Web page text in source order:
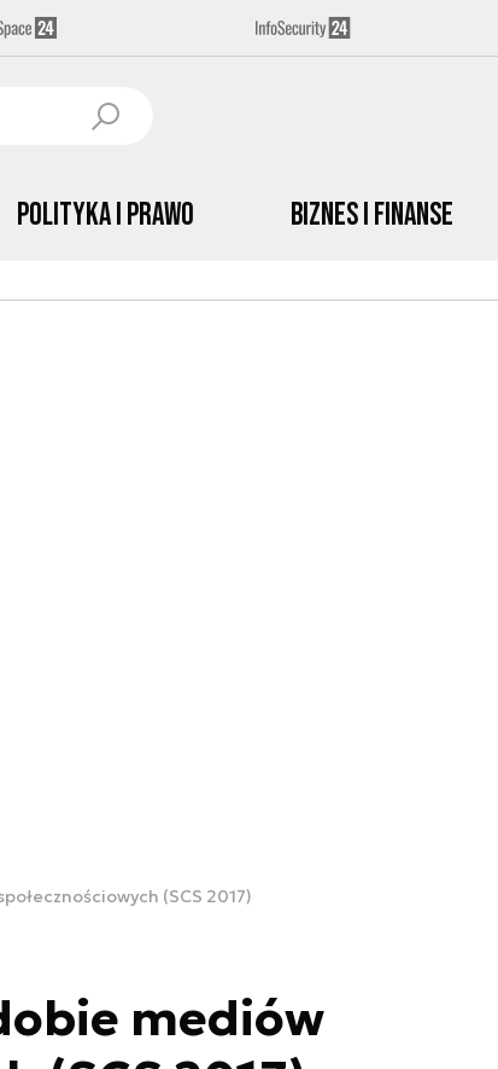
Polityka i prawo Biznes i Finanse
(SCS 2017)
mediów